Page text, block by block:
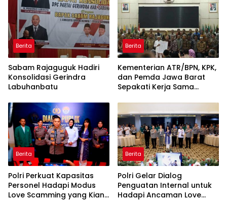
Beruang Terhadap Warga
Berita
Sabam Rajaguguk Hadiri
Konsolidasi Gerindra
Labuhanbatu
Berita
Kementerian ATR/BPN, KPK,
dan Pemda Jawa Barat
Sepakati Kerja Sama
Korupsi serta Penguatan
Ekonomi Daerah
Berita
Polri Perkuat Kapasitas
Personel Hadapi Modus
Love Scamming yang Kian
Berita
Polri Gelar Dialog
Penguatan Internal untuk
Hadapi Ancaman Love